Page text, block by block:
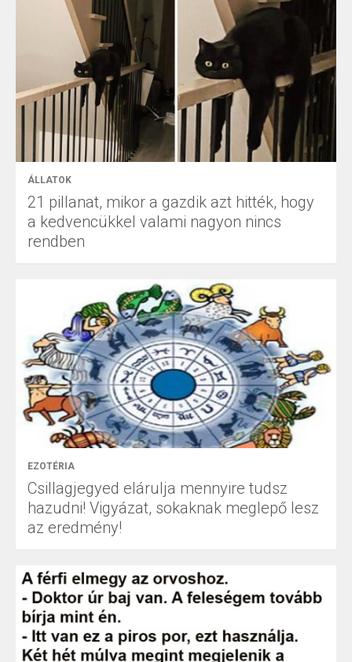
ÁLLATOK
21 pillanat, mikor a gazdik azt hitték, hogy
a kedvencükkel valami nagyon nincs
rendben
EZOTÉRIA
Csillagjegyed elárulja mennyire tudsz
hazudni! Vigyázat, sokaknak meglepő lesz
az eredmény!